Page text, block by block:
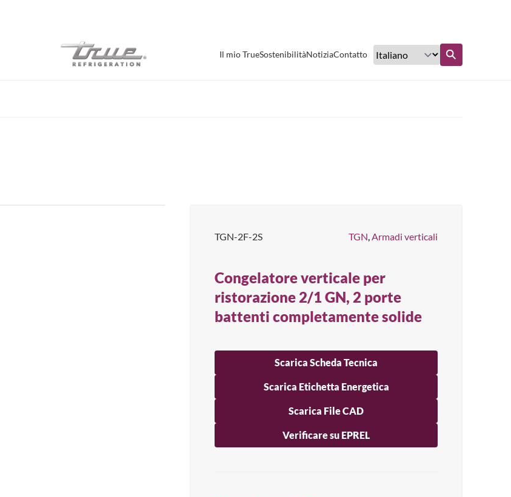
Il mio TrueSostenibilitàNotiziaContatto
TGN-2F-2S TGN,Armadi verticali
Congelatore verticale per
ristorazione 2/1 GN, 2 porte
battenti completamente solide
Scarica Scheda Tecnica
Scarica Etichetta Energetica
Scarica File CAD
Verificare su EPREL